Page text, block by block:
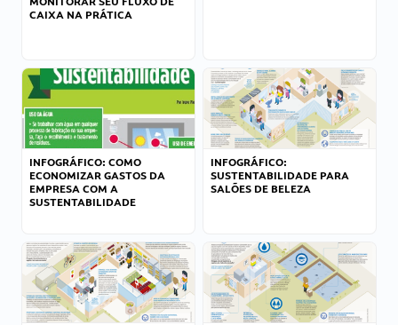
CAIXA NA PRÁTICA
INFOGRÁFICO: COMO
ECONOMIZAR GASTOS DA
EMPRESA COM A
SUSTENTABILIDADE
INFOGRÁFICO:
SUSTENTABILIDADE PARA
SALÕES DE BELEZA